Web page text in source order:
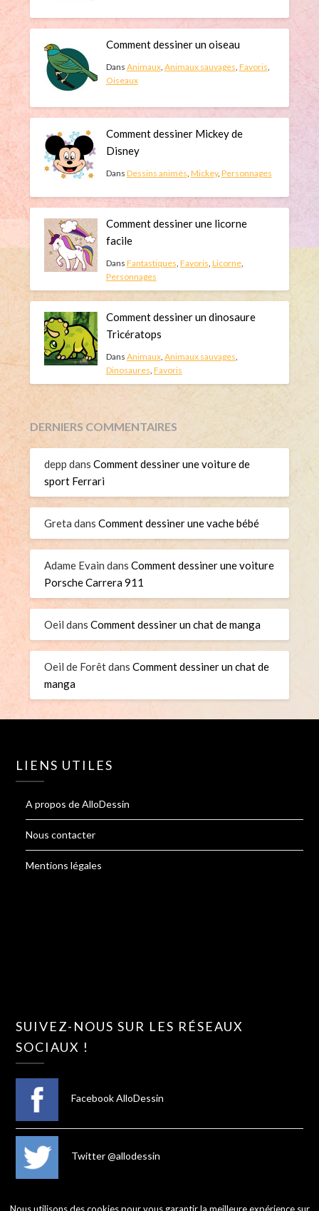
Comment dessiner un oiseau
Dans Animaux, Animaux sauvages Favoris
Oiseaux
Comment dessiner Mickey de
Disney
Dans Dessins animés, Mickey, Personnages
Comment dessiner une licorne
facile
Dans Fantastiques, Favoris, Licorne,
Personnages
Comment dessiner un dinosaure
Tricératops
Dans Animaux, Animaux sauvages,
Dinosaures, Favoris
DERNIERS COMMENTAIRES
depp dansComment dessiner une voiture de
sport Ferrari
Greta dansComment dessiner une vache bébé
Adame Evain dansComment dessiner une voiture
Porsche Carrera 911
Oeil dansComment dessiner un chat de manga
Oeil de ForêtdansComment dessiner un chat de
manga
LIENS UTILES
A propos de AlloDessin
Nous contacter
Mentions légales
SUIVEZ-NOUS SUR LES RÉSEAUX
SOCIAUX !
Facebook AlloDessin
Twitter @allodessin